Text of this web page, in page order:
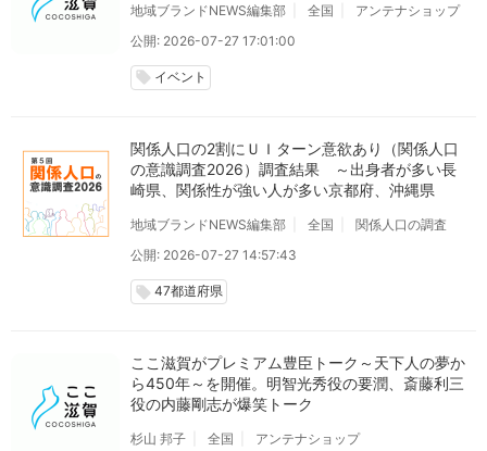
地域ブランドNEWS編集部 全国
アンテナショップ
公開: 2026-07-27 17:01:00
local_offer イベント
関係人口の2割にＵＩターン意欲あり（関係人口
の意識調査2026）調査結果 ～出身者が多い長
崎県、関係性が強い人が多い京都府、沖縄県
地域ブランドNEWS編集部 全国
関係人口の調査
公開: 2026-07-27 14:57:43
local_offer 47都道府県
ここ滋賀がプレミアム豊臣トーク～天下人の夢か
ら450年～を開催。明智光秀役の要潤、斎藤利三
役の内藤剛志が爆笑トーク
杉山 邦子 全国
アンテナショップ